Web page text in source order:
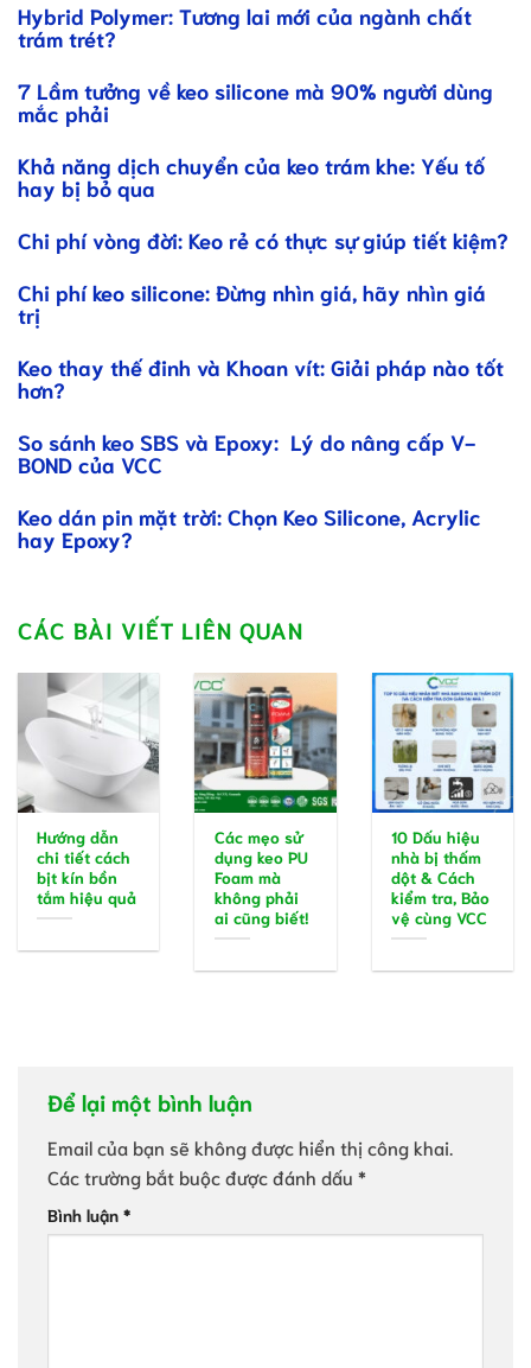
Hybrid Polymer: Tương lai mới của ngành chất
trám trét?
7 Lầm tưởng về keo silicone mà 90% người dùng
mắc phải
Khả năng dịch chuyển của keo trám khe: Yếu tố
hay bị bỏ qua
Chi phí vòng đời: Keo rẻ có thực sự giúp tiết kiệm?
Chi phí keo silicone: Đừng nhìn giá, hãy nhìn giá
trị
Keo thay thế đinh và Khoan vít: Giải pháp nào tốt
hơn?
So sánh keo SBS và Epoxy: Lý do nâng cấp V-
BOND của VCC
Keo dán pin mặt trời: Chọn Keo Silicone, Acrylic
hay Epoxy?
CÁC BÀI VIẾT LIÊN QUAN
Hướng dẫn
chi tiết cách
bịt kín bồn
tắm hiệu quả
Các mẹo sử
dụng keo PU
Foam mà
không phải
ai cũng biết!
10 Dấu hiệu
nhà bị thấm
dột & Cách
kiểm tra, Bảo
vệ cùng VCC
Để lại một bình luận
Email của bạn sẽ không được hiển thị công khai.
Các trường bắt buộc được đánh dấu *
Bình luận *